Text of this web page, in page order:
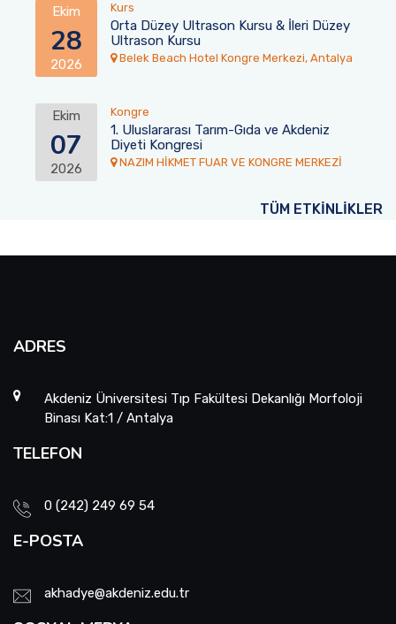
Ekim
28
2026
Kurs
Orta Düzey Ultrason Kursu & İleri Düzey
Ultrason Kursu
Belek Beach Hotel Kongre Merkezi, Antalya
Ekim
07
2026
Kongre
1. Uluslararası Tarım-Gıda ve Akdeniz
Diyeti Kongresi
NAZIM HİKMET FUAR VE KONGRE MERKEZİ
TÜM ETKİNLİKLER
ADRES
Akdeniz Üniversitesi Tıp Fakültesi Dekanlığı Morfoloji
Binası Kat:1 / Antalya
TELEFON
0 (242) 249 69 54
E-POSTA
akhadye@akdeniz.edu.tr